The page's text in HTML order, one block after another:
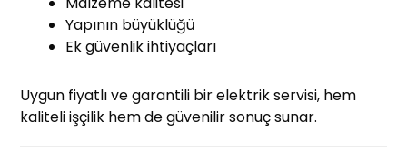
Yapının büyüklüğü
Ek güvenlik ihtiyaçları
Uygun fiyatlı ve garantili bir elektrik servisi, hem
kaliteli işçilik hem de güvenilir sonuç sunar.